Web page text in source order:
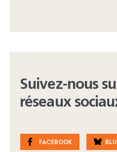
Suivez-nous
réseaux
FACEBOOK